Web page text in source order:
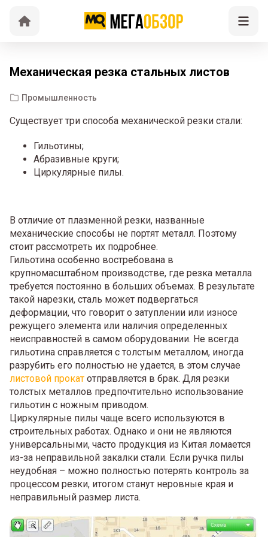
Механическая резка стальных листов
Промышленность
Существует три способа механической резки стали:
Гильотины;
Абразивные круги;
Циркулярные пилы.
В отличие от плазменной резки, названные
механические способы не портят металл. Поэтому
стоит рассмотреть их подробнее.
Гильотина особенно востребована в
крупномасштабном производстве, где резка металла
требуется постоянно в больших объемах. В результате
такой нарезки, сталь может подвергаться
деформации, что говорит о затуплении или износе
режущего элемента или наличия определенных
неисправностей в самом оборудовании. Не всегда
гильотина справляется с толстым металлом, иногда
разрубить его полностью не удается, в этом случае
листовой прокат отправляется в брак. Для резки
толстых металлов предпочтительно использование
гильотин с ножным приводом.
Циркулярные пилы чаще всего используются в
строительных работах. Однако и они не являются
универсальными, часто продукция из Китая ломается
из-за неправильной закалки стали. Если ручка пилы
неудобная – можно полностью потерять контроль за
процессом резки, итогом станут неровные края и
неправильный размер листа.